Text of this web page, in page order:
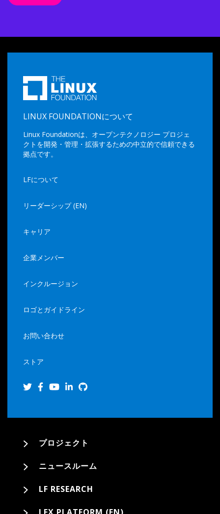
LINUX FOUNDATIONについて
Linux Foundationは、オープンテクノロジー プロジェ
クトを開発・管理・拡張するための中立的で信頼できる
拠点です。
LFについて
リーダーシップ (EN)
キャリア
企業メンバー
インクルージョン
ロゴとガイドライン
お問い合わせ
ストア
プロジェクト
ニュースルーム
LF RESEARCH